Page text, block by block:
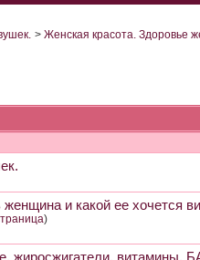
> Женская красота. Здоровье
и какой ее хочется
)